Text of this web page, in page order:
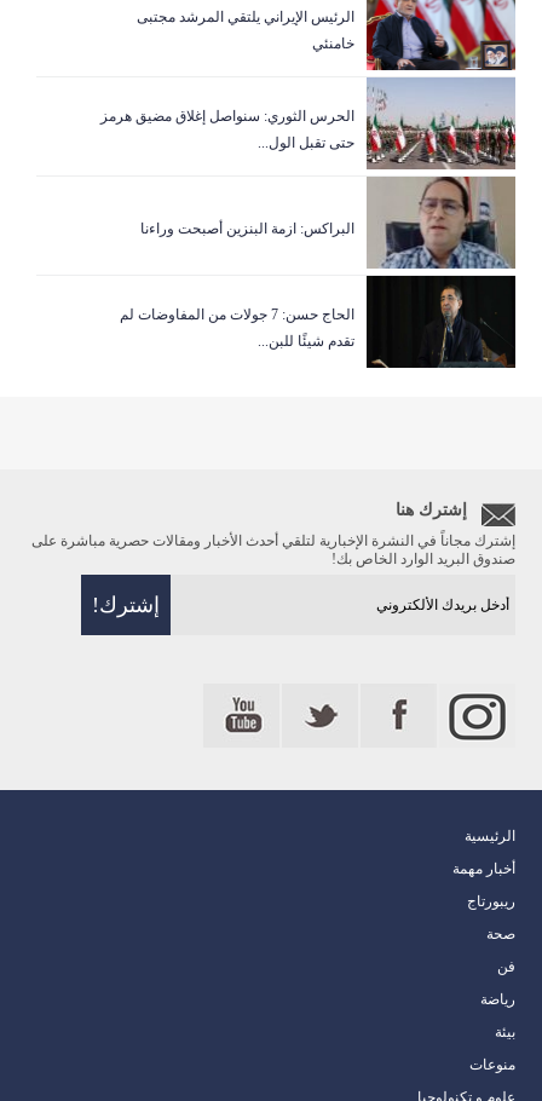
الرئيس الإيراني يلتقي المرشد مجتبى
خامنئي
الحرس الثوري: سنواصل إغلاق مضيق هرمز
حتى تقبل الول...
البراكس: ازمة البنزين أصبحت وراءنا
الحاج حسن: 7 جولات من المفاوضات لم
تقدم شيئًا للبن...
إشترك هنا
إشترك مجاناً في النشرة الإخبارية لتلقي أحدث الأخبار ومقالات حصرية مباشرة على
صندوق البريد الوارد الخاص بك!
الرئيسية
أخبار مهمة
ريبورتاج
صحة
فن
رياضة
بيئة
منوعات